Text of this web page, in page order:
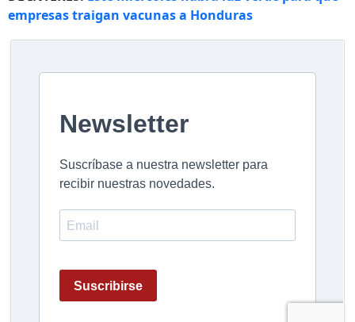
empresas traigan vacunas a Honduras